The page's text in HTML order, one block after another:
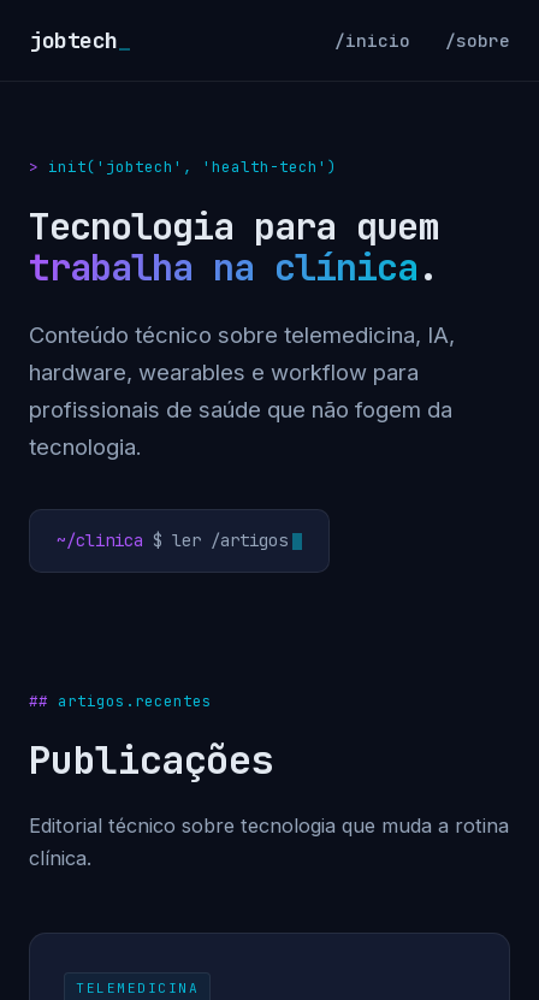
jobtech_ /inicio /sobre
init('jobtech', 'health-tech')
Tecnologia para quem
trabalha na clínica.
Conteúdo técnico sobre telemedicina, IA,
hardware, wearables e workflow para
profissionais de saúde que não fogem da
tecnologia.
~/clinica $ ler /artigos
artigos.recentes
Publicações
Editorial técnico sobre tecnologia que muda a rotina
clínica.
TELEMEDICINA